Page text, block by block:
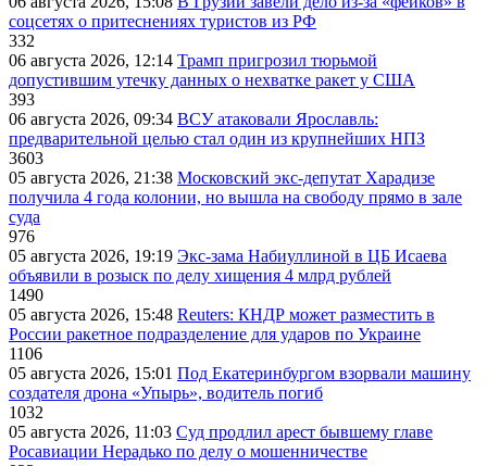
соцсетях о притеснениях туристов из РФ
332
06 августа 2026, 12:14 Трамп пригрозил тюрьмой
допустившим утечку данных о нехватке ракет у США
393
06 августа 2026, 09:34 ВСУ атаковали Ярославль:
предварительной целью стал один из крупнейших НПЗ
3603
05 августа 2026, 21:38 Московский экс-депутат Харадизе
получила 4 года колонии, но вышла на свободу прямо в зале
суда
976
05 августа 2026, 19:19 Экс-зама Набиуллиной в ЦБ Исаева
объявили в розыск по делу хищения 4 млрд рублей
1490
05 августа 2026, 15:48 Reuters: КНДР может разместить в
России ракетное подразделение для ударов по Украине
1106
05 августа 2026, 15:01 Под Екатеринбургом взорвали машину
создателя дрона «Упырь», водитель погиб
1032
05 августа 2026, 11:03 Суд продлил арест бывшему главе
Росавиации Нерадько по делу о мошенничестве